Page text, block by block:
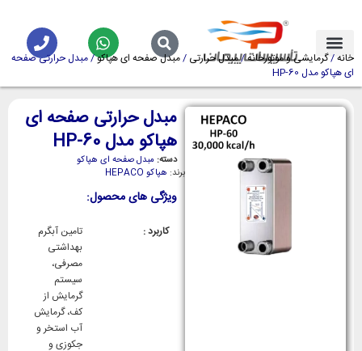
خانه/گرمایشی و موتورخانه/مبدل حرارتی /مبدل صفحه ای هپاکو/ مبدل حرارتی صفحه
ای هپاکو مدل HP-60
مبدل حرارتی صفحه ای
هپاکو مدل HP-60
دسته: مبدل صفحه ای هپاکو
برند: هپاکو HEPACO
ویژگی های محصول:
کاربرد :
تامین آبگرم
بهداشتی
مصرفی،
سیستم
گرمایش از
کف، گرمایش
آب استخر و
جکوزی و